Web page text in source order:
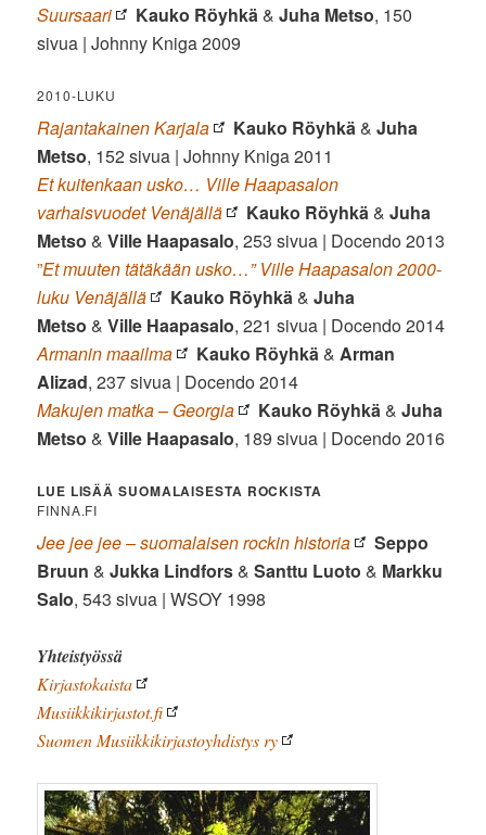
Suursaari
Kauko Röyhkä&Juha Metso, 150
sivua | Johnny Kniga 2009
2010-LUKU
Rajantakainen Karjala Kauko Röyhkä&Juha
Metso, 152 sivua | Johnny Kniga 2011
Et kuitenkaan usko… Ville Haapasalon
varhaisvuodet Venäjällä
Kauko Röyhkä&Juha
Metso& Ville Haapasalo, 253 sivua | Docendo 2013
”Et muuten tätäkään usko…” Ville Haapasalon 2000-
luku Venäjällä
Kauko Röyhkä&Juha
Metso& Ville Haapasalo, 221 sivua | Docendo 2014
Armanin maailma
Kauko Röyhkä&Arman
Alizad, 237 sivua | Docendo 2014
Makujen matka – Georgia
Kauko Röyhkä&Juha
Metso& Ville Haapasalo, 189 sivua | Docendo 2016
LUE LISÄÄ SUOMALAISESTA ROCKISTA
FINNA.FI
Jee jee jee – suomalaisen rockin historia
Seppo
Bruun &Jukka Lindfors&Santtu Luoto & Markku
Salo, 543 sivua | WSOY 1998
Yhteistyössä
Kirjastokaista
Musiikkikirjastot.fi
Suomen Musiikkikirjastoyhdistys ry